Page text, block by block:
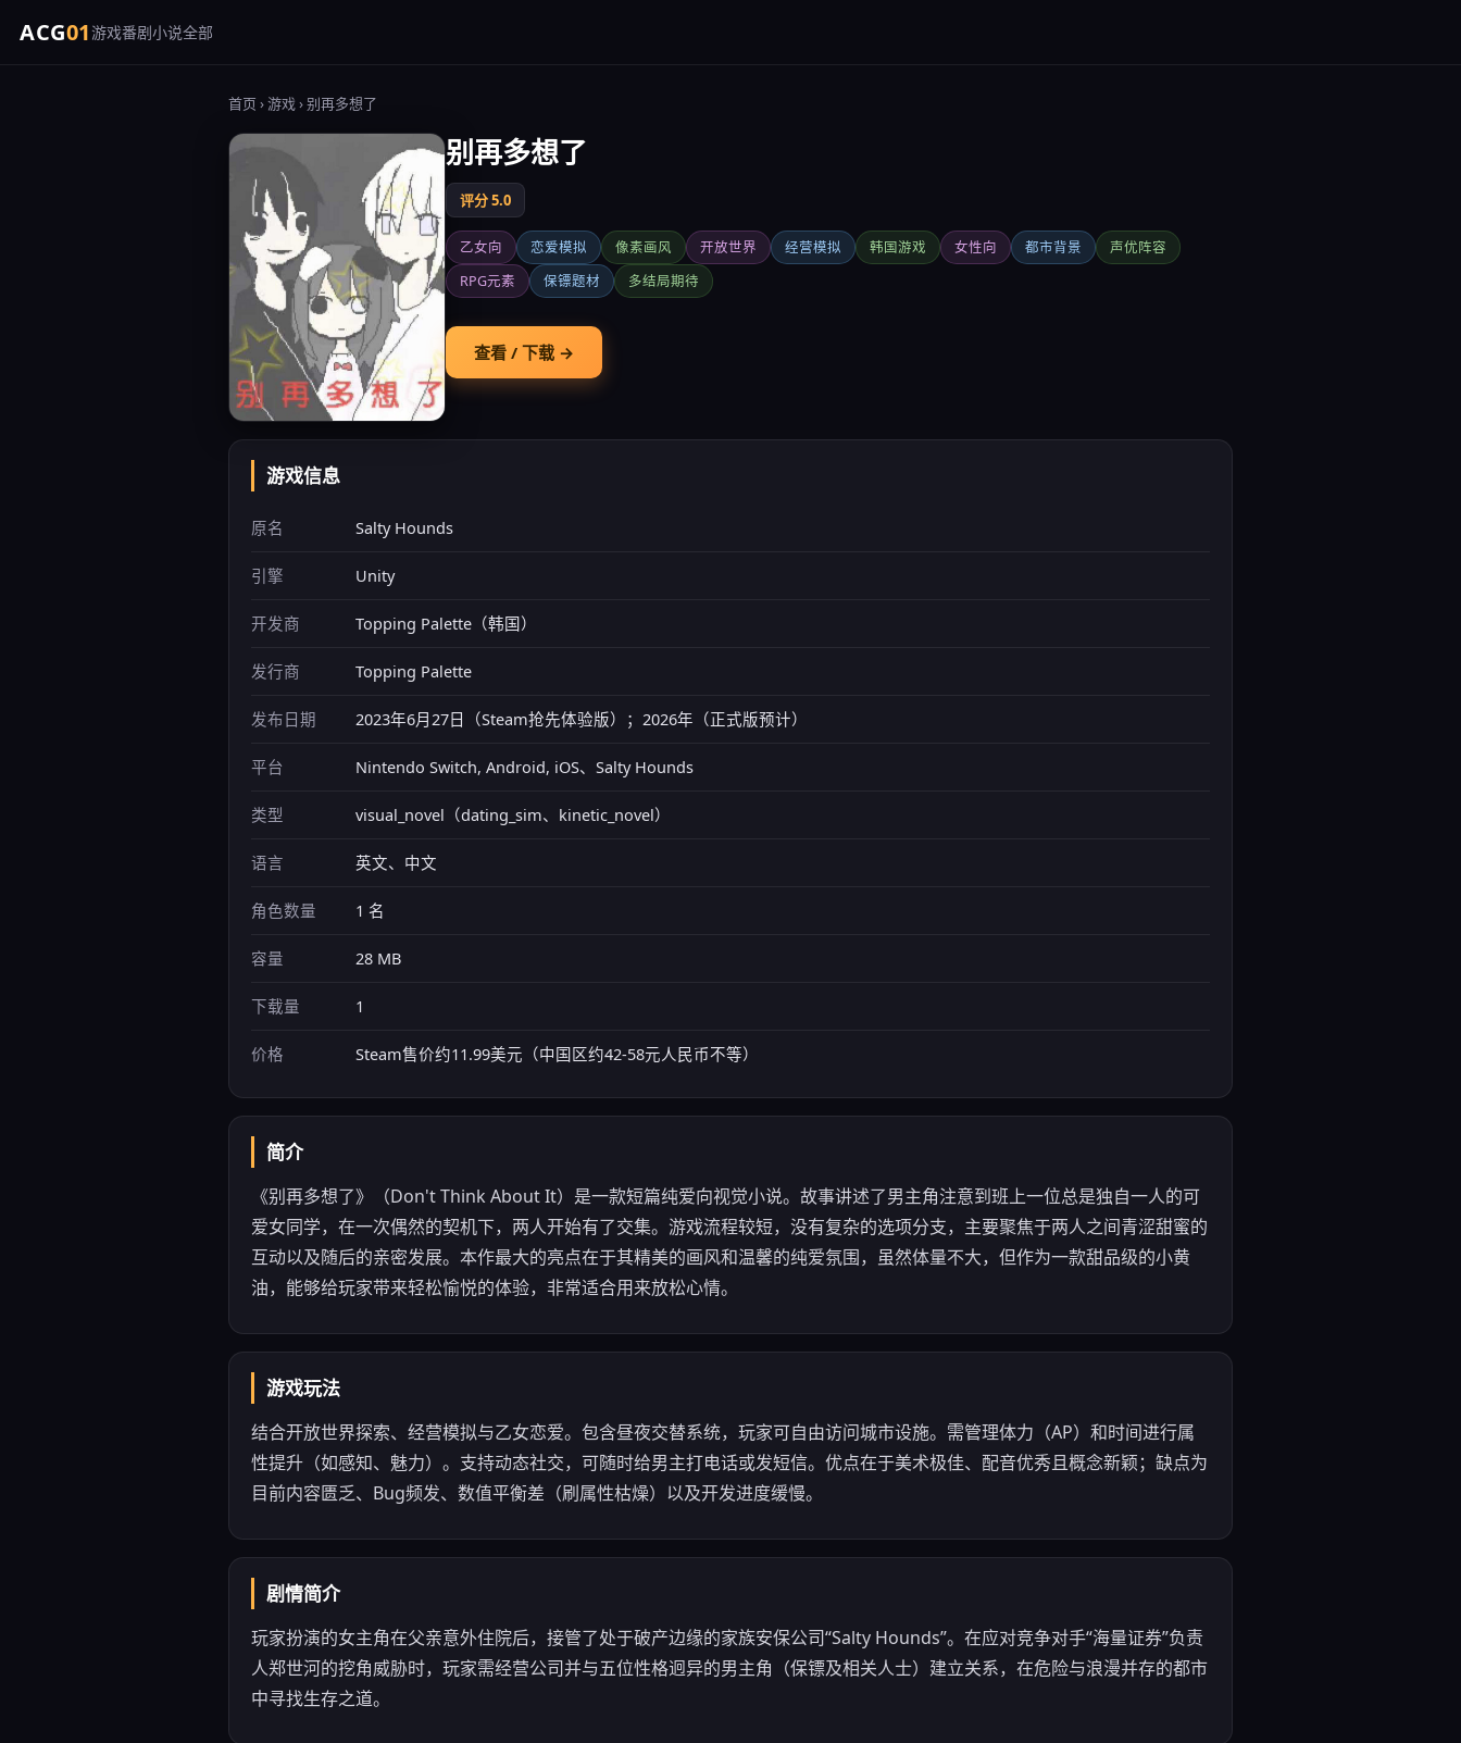
ACG01游戏番剧小说全部
首页 ›游戏› 别再多想了
别再多想了
评分 5.0
乙女向 恋爱模拟 像素画风 开放世界 经营模拟 韩国游戏 女性向 都市背景
声优阵容
RPG元素
保镖题材 多结局期待
查看 / 下载 →
游戏信息
原名 Salty Hounds
引擎 Unity
开发商 Topping Palette（韩国）
发行商 Topping Palette
发布日期 2023年6月27日（Steam抢先体验版）；2026年（正式版预计）
平台 Nintendo Switch, Android, iOS、Salty Hounds
类型 visual_novel（dating_sim、kinetic_novel）
语言 英文、中文
角色数量 1 名
容量 28 MB
下载量 1
价格 Steam售价约11.99美元（中国区约42-58元人民币不等）
简介
《别再多想了》（Don't Think About It）是一款短篇纯爱向视觉小说。故事讲述了男主角注意到班上一位总是独自一人的可
爱女同学，在一次偶然的契机下，两人开始有了交集。游戏流程较短，没有复杂的选项分支，主要聚焦于两人之间青涩甜蜜的
互动以及随后的亲密发展。本作最大的亮点在于其精美的画风和温馨的纯爱氛围，虽然体量不大，但作为一款甜品级的小黄
油，能够给玩家带来轻松愉悦的体验，非常适合用来放松心情。
游戏玩法
结合开放世界探索、经营模拟与乙女恋爱。包含昼夜交替系统，玩家可自由访问城市设施。需管理体力（AP）和时间进行属
性提升（如感知、魅力）。支持动态社交，可随时给男主打电话或发短信。优点在于美术极佳、配音优秀且概念新颖；缺点为
目前内容匮乏、Bug频发、数值平衡差（刷属性枯燥）以及开发进度缓慢。
剧情简介
玩家扮演的女主角在父亲意外住院后，接管了处于破产边缘的家族安保公司“Salty Hounds”。在应对竞争对手“海量证券”负责
人郑世河的挖角威胁时，玩家需经营公司并与五位性格迥异的男主角（保镖及相关人士）建立关系，在危险与浪漫并存的都市
中寻找生存之道。